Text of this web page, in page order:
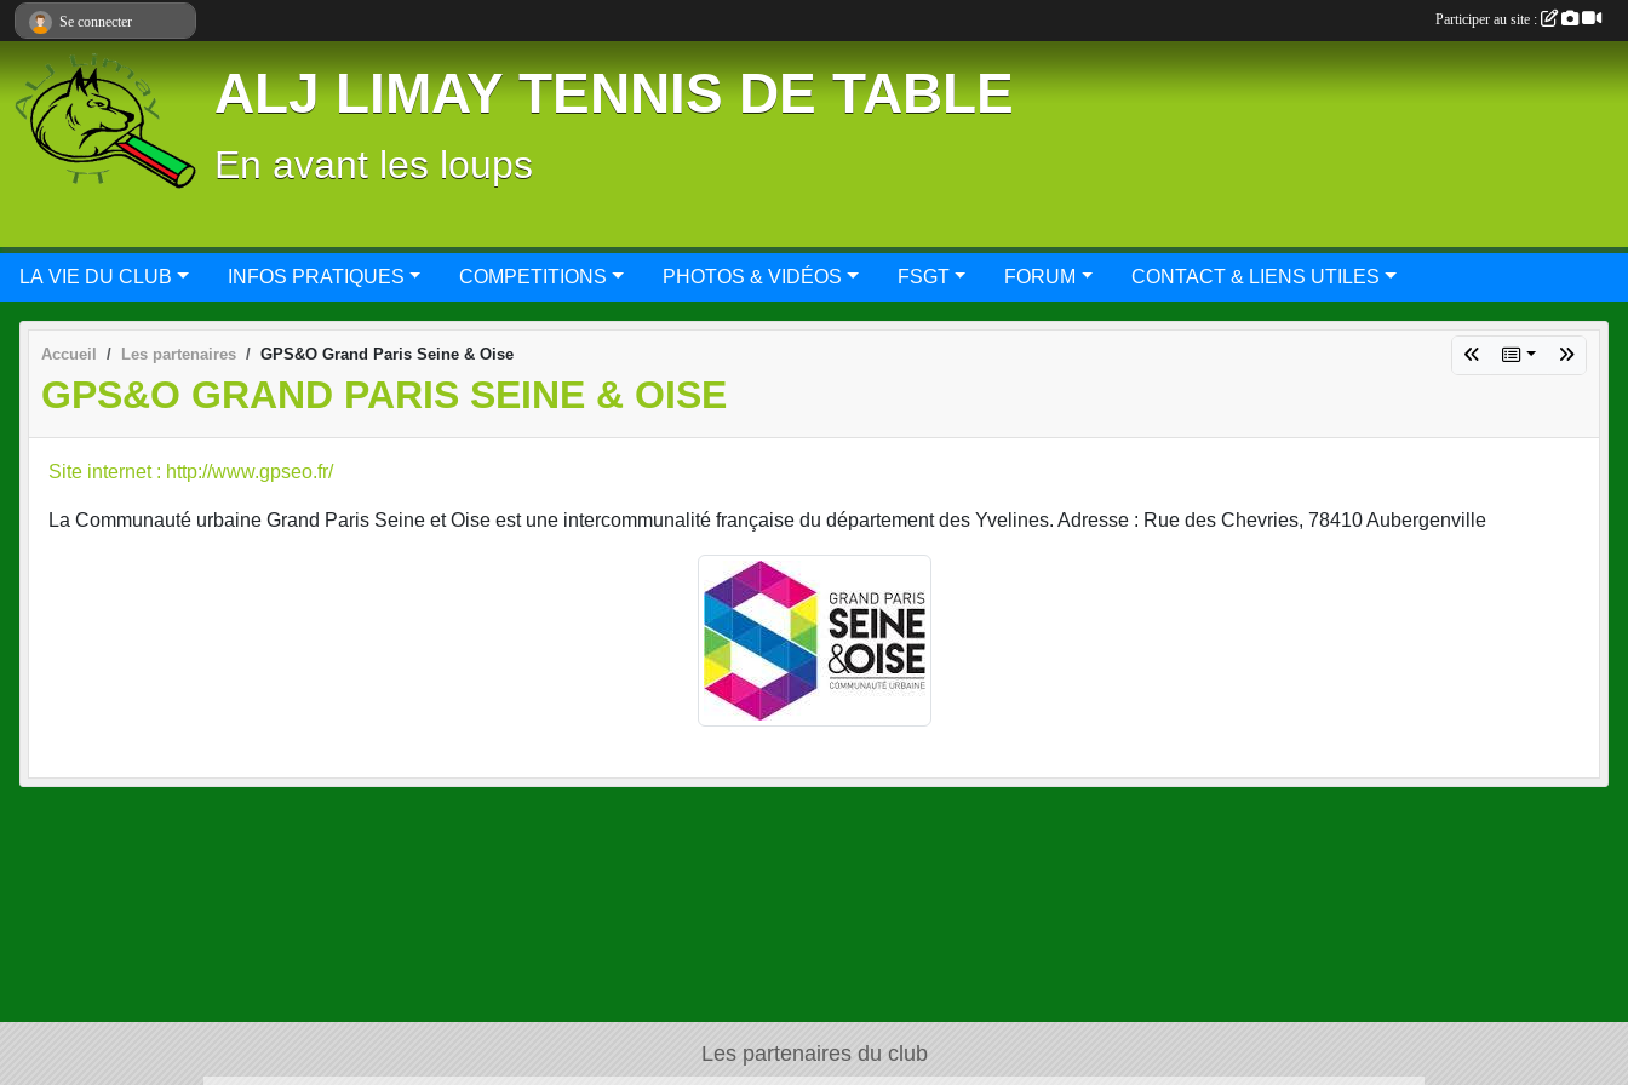
ALJ LIMAY TENNIS DE TABLE
En avant les loups
LA VIE DU CLUB INFOS PRATIQUES COMPETITIONS PHOTOS & VIDÉOS FSGT FORUM CONTACT & LIENS UTILES
Accueil Les partenaires GPS&O Grand Paris Seine & Oise
GPS&O GRAND PARIS SEINE & OISE
Site internet : http://www.gpseo.fr/
La Communauté urbaine Grand Paris Seine et Oise est une intercommunalité française du département des Yvelines. Adresse : Rue des Chevries, 78410 Aubergenville
Les partenaires du club
Se connecter Participer au site :
Panneau de gestion des cookies